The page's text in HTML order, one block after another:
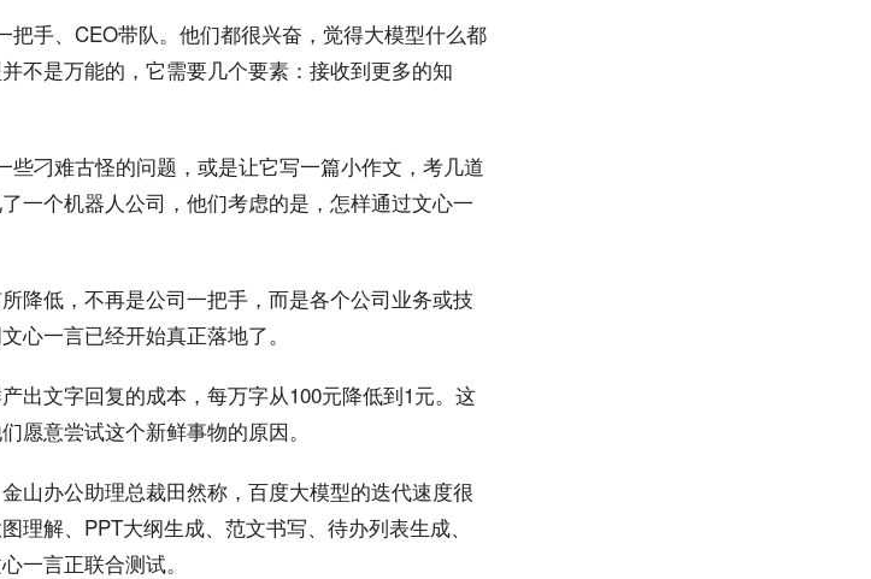
手、CEO带队。他们都很兴奋，觉得大模型什么都
不是万能的，它需要几个要素：接收到更多的知
刁难古怪的问题，或是让它写一篇小作文，考几道
一个机器人公司，他们考虑的是，怎样通过文心一
降低，不再是公司一把手，而是各个公司业务或技
心一言已经开始真正落地了。
出文字回复的成本，每万字从100元降低到1元。这
愿意尝试这个新鲜事物的原因。
山办公助理总裁田然称，百度大模型的迭代速度很
理解、PPT大纲生成、范文书写、待办列表生成、
一言正联合测试。